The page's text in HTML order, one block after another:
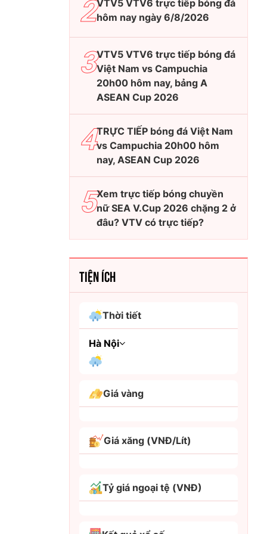
VTV5 VTV6 trực tiếp bóng đá
hôm nay ngày 6/8/2026
VTV5 VTV6 trực tiếp bóng đá
Việt Nam vs Campuchia
20h00 hôm nay, bảng A
ASEAN Cup 2026
TRỰC TIẾP bóng đá Việt Nam
vs Campuchia 20h00 hôm
nay, ASEAN Cup 2026
Xem trực tiếp bóng chuyền
nữ SEA V.Cup 2026 chặng 2 ở
đâu? VTV có trực tiếp?
TIỆN ÍCH
Thời tiết
Hà Nội
Bình Dương
Bình Thuận
Bạc Liêu
Giá vàng
Giá xăng (VNĐ/Lít)
Tỷ giá ngoại tệ (VNĐ)